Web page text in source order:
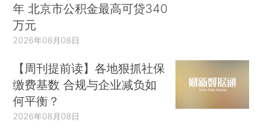
年 北京市公积金最高可贷340
万元
2026年08月08日
【周刊提前读】各地狠抓社保
缴费基数 合规与企业减负如
何平衡？
2026年08月08日